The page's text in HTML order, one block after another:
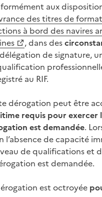
aux
des titres de
à bord des navires
, dans des
de signature,
au RIF.
dérogation peut être
requis pour exercer
est demandée.
l’absence de capacité
de qualifications et
est demandée.
est octroyée